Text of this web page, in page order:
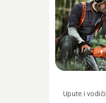
Upute i vodiči